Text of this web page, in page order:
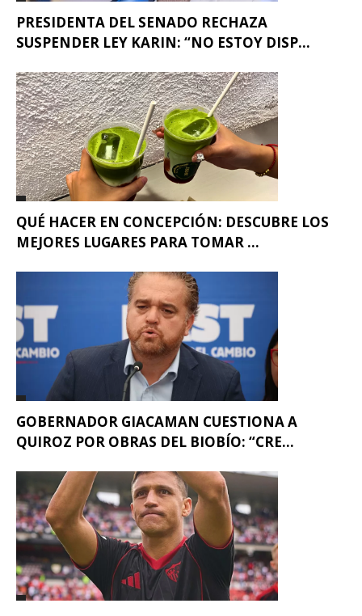
PRESIDENTA DEL SENADO RECHAZA
SUSPENDER LEY KARIN: “NO ESTOY DISP...
QUÉ HACER EN CONCEPCIÓN: DESCUBRE LOS
MEJORES LUGARES PARA TOMAR ...
GOBERNADOR GIACAMAN CUESTIONA A
QUIROZ POR OBRAS DEL BIOBÍO: “CRE...